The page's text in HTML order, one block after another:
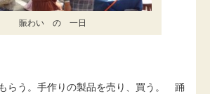
賑わい の 一日
らう。手作りの製品を売り、買う。 踊